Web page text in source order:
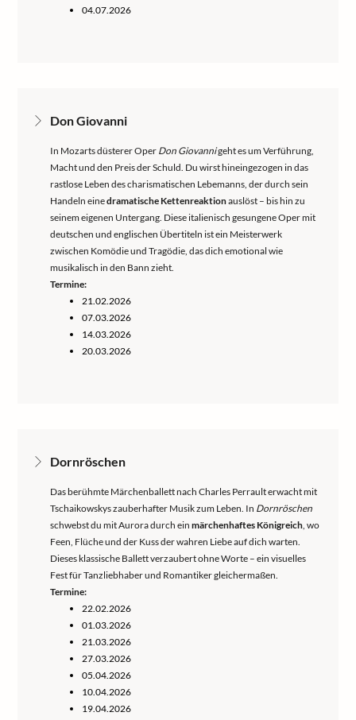
04.07.2026
Don Giovanni
In Mozarts düsterer Oper Don Giovannigeht es um Verführung,
Macht und den Preis der Schuld. Du wirst hineingezogen in das
rastlose Leben des charismatischen Lebemanns, der durch sein
Handeln einedramatische Kettenreaktionauslöst – bis hin zu
seinem eigenen Untergang. Diese italienisch gesungene Oper mit
deutschen und englischen Übertiteln ist ein Meisterwerk
zwischen Komödie und Tragödie, das dich emotional wie
musikalisch in den Bann zieht.
Termine:
21.02.2026
07.03.2026
14.03.2026
20.03.2026
Dornröschen
Das berühmte Märchenballett nach Charles Perrault erwacht mit
Tschaikowskys zauberhafter Musik zum Leben. In Dornröschen
schwebst du mit Aurora durch ein märchenhaftes Königreich, wo
Feen, Flüche und der Kuss der wahren Liebe auf dich warten.
Dieses klassische Ballett verzaubert ohne Worte – ein visuelles
Fest für Tanzliebhaber und Romantiker gleichermaßen.
Termine:
22.02.2026
01.03.2026
21.03.2026
27.03.2026
05.04.2026
10.04.2026
19.04.2026